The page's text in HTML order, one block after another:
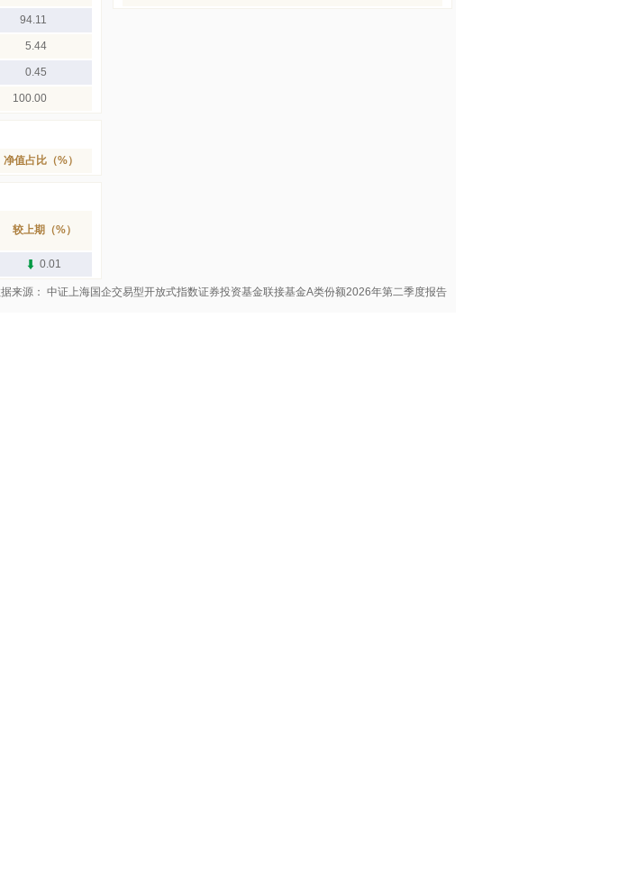
94.11
5.44
0.45
100.00
净值占比（%）
较上期（%）
0.01
来源： 中证上海国企交易型开放式指数证券投资基金联接基金A类份额2026年第二季度报告